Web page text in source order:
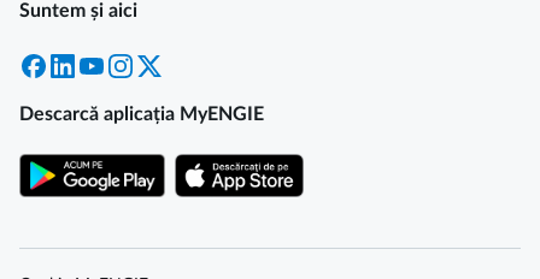
Suntem și aici
Facebook
LinkedInYouTubeInstagram
Descarcă aplicația MyENGIE